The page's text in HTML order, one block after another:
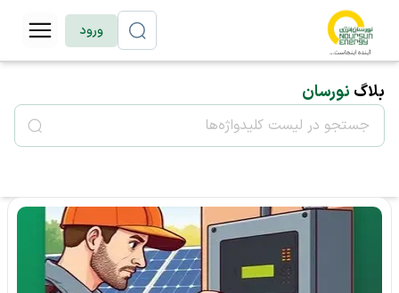
ورود
بلاگ نورسان